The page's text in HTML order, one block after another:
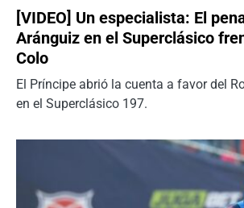
[VIDEO] Un especialista: El
Aránguiz en el Superclásico
Colo
El Príncipe abrió la cuenta a favor del
en el Superclásico 197.